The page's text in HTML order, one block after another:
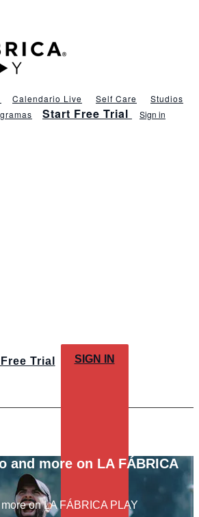
Calendario Live Self Care
Studios
Start Free Trial Sign in
Trial SIGN IN
and more on LA FÁBRICA
on LA FÁBRICA PLAY